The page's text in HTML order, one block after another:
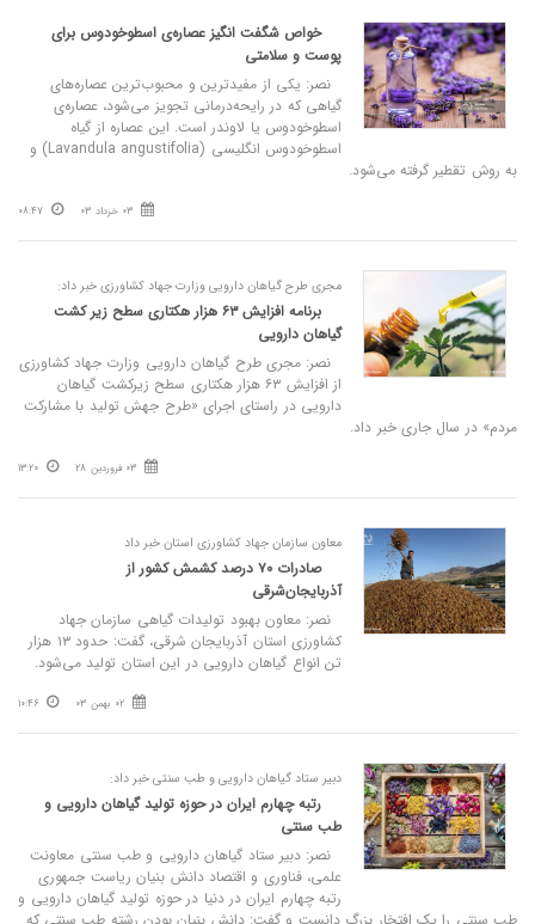
خواص شگفت‌ انگیز عصاره‌ی اسطوخودوس برای
پوست و سلامتی
نصر: یکی از مفیدترین و محبوب‌ترین عصاره‌های
گیاهی که در رایحه‌درمانی تجویز می‌شود، عصاره‌ی
اسطوخودوس یا لاوندر است. این عصاره از گیاه
اسطوخودوس انگلیسی (Lavandula angustifolia) و
به روش تقطیر گرفته می‌شود.
03 خرداد 03 08:47
مجری طرح گیاهان دارویی وزارت جهاد کشاورزی خبر داد:
برنامه افزایش ۶۳ هزار هکتاری سطح زیر کشت
گیاهان دارویی
نصر: مجری طرح گیاهان دارویی وزارت جهاد کشاورزی
از افزایش ۶۳ هزار هکتاری سطح زیرکشت گیاهان
دارویی در راستای اجرای «طرح جهش تولید با مشارکت
مردم» در سال جاری خبر داد.
03 فروردین 28 13:20
معاون سازمان جهاد کشاورزی استان خبر داد
صادرات ۷۰ درصد کشمش کشور از
آذربایجان‌شرقی
نصر: معاون بهبود تولیدات گیاهی سازمان جهاد
کشاورزی استان آذربایجان شرقی، گفت: حدود ۱۳ هزار
تن انواع گیاهان دارویی در این استان تولید می‌شود.
02 بهمن 03 10:46
دبیر ستاد گیاهان دارویی و طب سنتی خبر داد:
رتبه چهارم ایران در حوزه تولید گیاهان دارویی و
طب سنتی
نصر: دبیر ستاد گیاهان دارویی و طب سنتی معاونت
علمی، فناوری و اقتصاد دانش بنیان ریاست جمهوری
رتبه چهارم ایران در دنیا در حوزه تولید گیاهان دارویی و